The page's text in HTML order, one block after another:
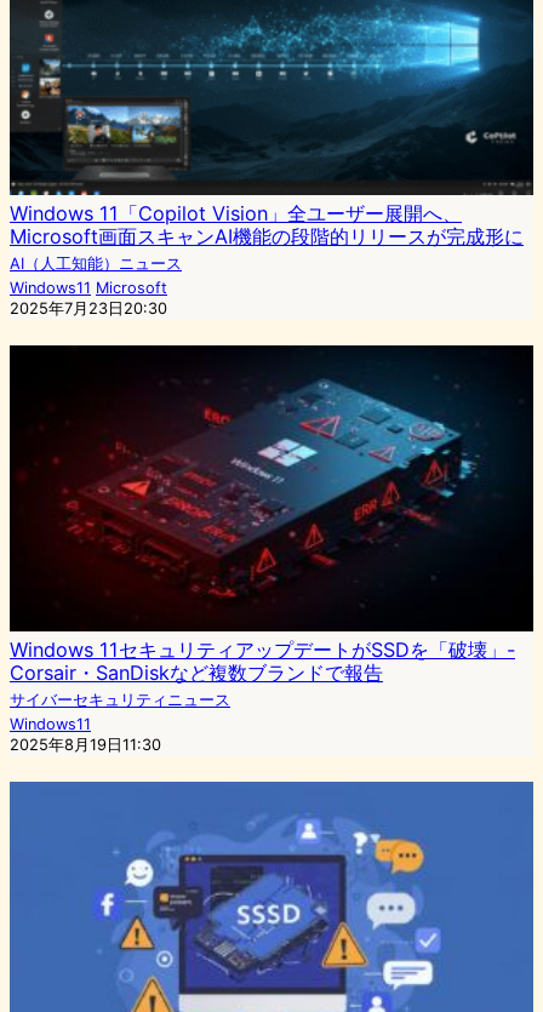
Windows 11「Copilot Vision」全ユーザー展開へ、
Microsoft画面スキャンAI機能の段階的リリースが完成形に
AI（人工知能）ニュース
Windows11 Microsoft
2025年7月23日20:30
Windows 11セキュリティアップデートがSSDを「破壊」-
Corsair・SanDiskなど複数ブランドで報告
サイバーセキュリティニュース
Windows11
2025年8月19日11:30